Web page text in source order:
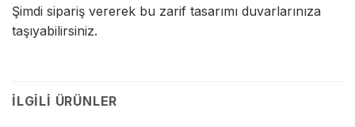
Şimdi sipariş vererek bu zarif tasarımı duvarlarınıza
taşıyabilirsiniz.
İLGILI ÜRÜNLER